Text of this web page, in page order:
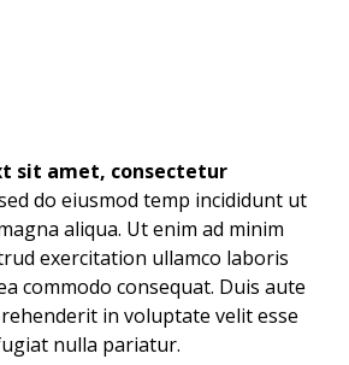
sit amet, consectetur
do eiusmod temp incididunt ut
aliqua. Ut enim ad minim
exercitation ullamco laboris
commodo consequat. Duis aute
in voluptate velit esse
nulla pariatur.